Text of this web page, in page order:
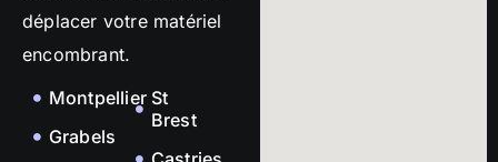
déplacer votre matériel
encombrant.
Montpellier
Grabels
St
Brest